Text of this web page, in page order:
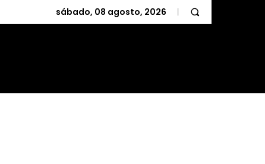
sábado, 08 agosto, 2026